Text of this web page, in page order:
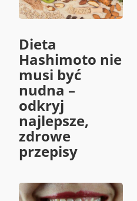
Dieta
Hashimoto nie
musi być
nudna –
odkryj
najlepsze,
zdrowe
przepisy